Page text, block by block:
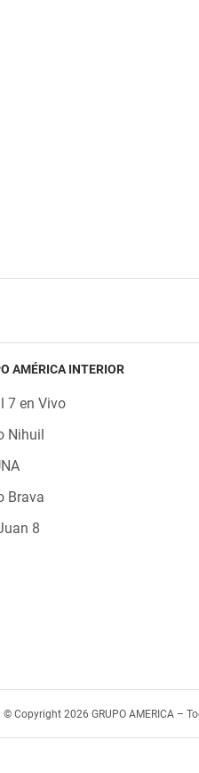
AMÉRICA INTERIOR
7 en Vivo
Nihuil
Brava
8
© Copyright 2026 GRUPO AMERICA –